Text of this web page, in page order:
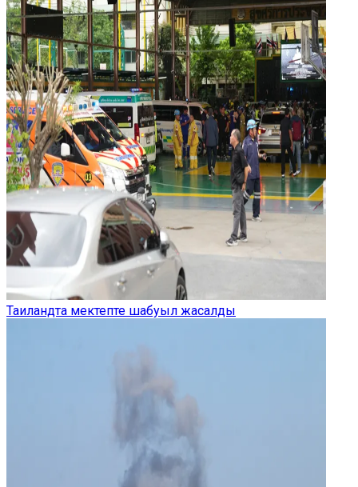
Таиландта мектепте шабуыл жасалды